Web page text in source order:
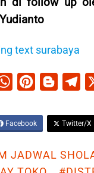
i
n
t
l
o
g
e
l
e
Facebook Twitter/X
JADWAL